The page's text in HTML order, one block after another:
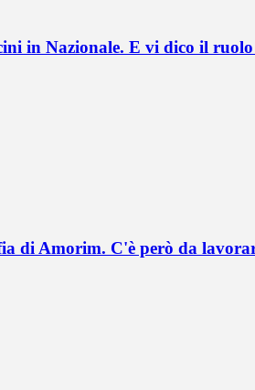
in Nazionale. E vi dico il
di Amorim. C'è però da